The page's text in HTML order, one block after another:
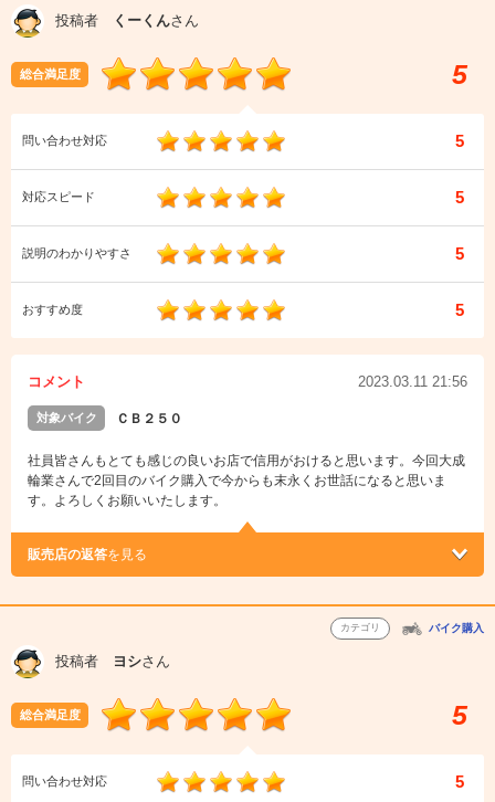
投稿者 くーくんさん
総合満足度 5
問い合わせ対応 5
対応スピード 5
説明のわかりやすさ 5
おすすめ度 5
コメント 2023.03.11 21:56
対象バイク ＣＢ２５０
社員皆さんもとても感じの良いお店で信用がおけると思います。今回大成
輪業さんで2回目のバイク購入で今からも末永くお世話になると思いま
す。よろしくお願いいたします。
販売店の返答を見る
カテゴリ バイク購入
投稿者 ヨシさん
総合満足度 5
問い合わせ対応 5